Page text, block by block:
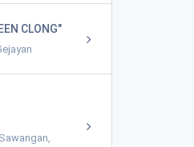
CLONG"